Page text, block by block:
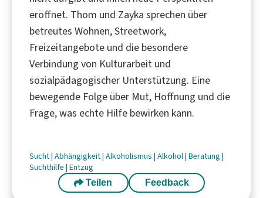
eröffnet. Thom und Zayka sprechen über
betreutes Wohnen, Streetwork,
Freizeitangebote und die besondere
Verbindung von Kulturarbeit und
sozialpädagogischer Unterstützung. Eine
bewegende Folge über Mut, Hoffnung und die
Frage, was echte Hilfe bewirken kann.
Sucht| Abhängigkeit| Alkoholismus | Alkohol| Beratung |
Suchthilfe | Entzug
Teilen Feedback